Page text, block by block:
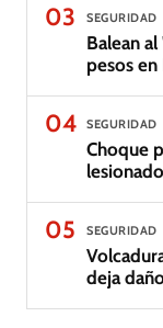
03 SEGURIDAD
Balean
pesos en
04 SEGURIDAD
Choque
05 SEGURIDAD
deja